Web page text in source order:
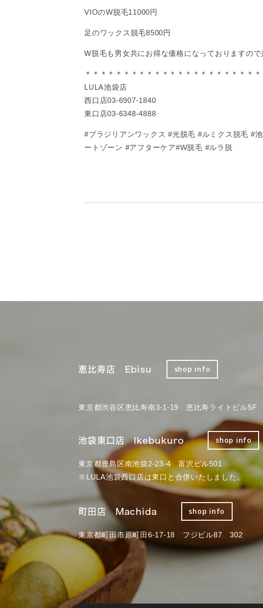
VIOのW脱毛11000円
足のワックス脱毛8500円
W脱毛も男女共にお得な価格になっておりますの
＊＊＊＊＊＊＊＊＊＊＊＊＊＊＊＊＊＊＊＊＊＊
LULA池袋店
西口店03-6907-1840
東口店03-6348-4888
#ブラジリアンワックス #光脱毛 #ルミクス脱毛 #
ートゾーン #アフターケア#W脱毛 #ルラ脱
恵比寿店 Ebisu shop info
東京都渋谷区恵比寿南3-1-19 恵比寿ライトビル5F
池袋東口店 Ikebukuro shop info
東京都豊島区南池袋2-23-4 富沢ビル501
※LULA池袋西口店は東口と合併いたしました。
町田店 Machida shop info
東京都町田市原町田6-17-18 フジビル87 302